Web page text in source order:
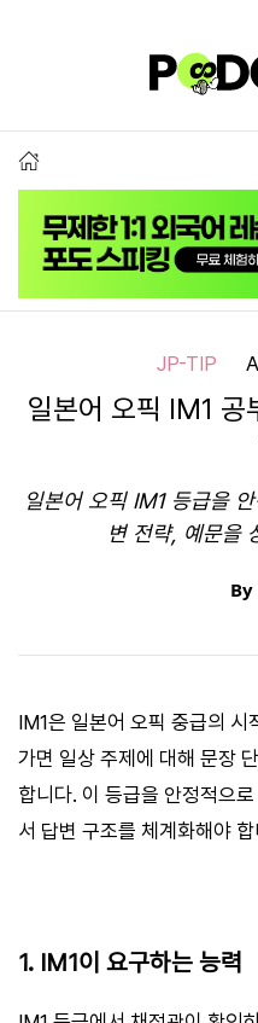
JP-TIP
일본어 오픽 IM1
일본어 오픽 IM1 등급을
변 전략, 예문을
By
IM1은 일본어 오픽 중급의
가면 일상 주제에 대해 문장
합니다. 이 등급을 안정적으
서 답변 구조를 체계화해야
1. IM1이 요구하는 능력